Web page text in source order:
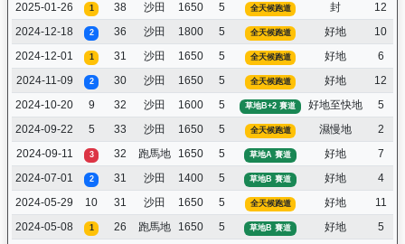
2025-01-26
1 38 沙田 1650 5 全天候跑道 封 12
2024-12-18
2 36 沙田 1800 5 全天候跑道 好地 10
2024-12-01
1 31 沙田 1650 5 全天候跑道 好地 6
2024-11-09
2 30 沙田 1650 5 全天候跑道 好地 12
2024-10-20
9 32 沙田 1600 5 草地B+2 賽道 好地至快地 5
2024-09-22
5 33 沙田 1650 5 全天候跑道 濕慢地 2
2024-09-11
3 32 跑馬地 1650 5 草地A 賽道 好地 7
2024-07-01
2 31 沙田 1400 5 草地B 賽道 好地 4
2024-05-29
10 31 沙田 1650 5 全天候跑道 好地 11
2024-05-08
1 26 跑馬地 1650 5 草地B 賽道 好地 5